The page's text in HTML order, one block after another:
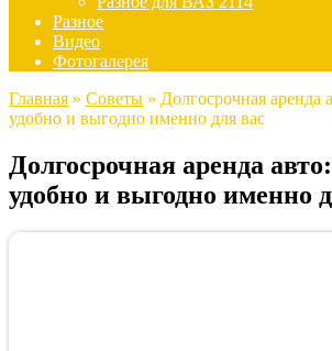
Разное
Видео
Фотогалерея
Главная » Советы » Долгосрочная аренда
удобно и выгодно именно для вас
Долгосрочная аренда
удобно и выгодно именно